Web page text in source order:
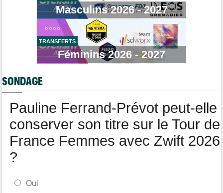
Robert Gesink : "Le cyclisme moderne est bien plus propre..."
Tour de France Femmes
Kasia Niewiadoma, furieuse : "Célia Gery m'a bloquée..."
Tour de Burgos
Masculins 2026 - 2027
TRANSFERTS
Féminins 2026 - 2027
SONDAGE
Pauline Ferrand-Prévot peut-elle
conserver son titre sur le Tour de
France Femmes avec Zwift 2026
?
Oui